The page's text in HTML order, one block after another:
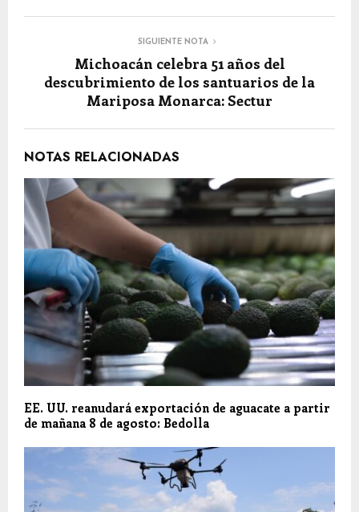
SIGUIENTE NOTA
Michoacán celebra 51 años del
descubrimiento de los santuarios de la
Mariposa Monarca: Sectur
NOTAS RELACIONADAS
EE. UU. reanudará exportación de aguacate a partir
de mañana 8 de agosto: Bedolla